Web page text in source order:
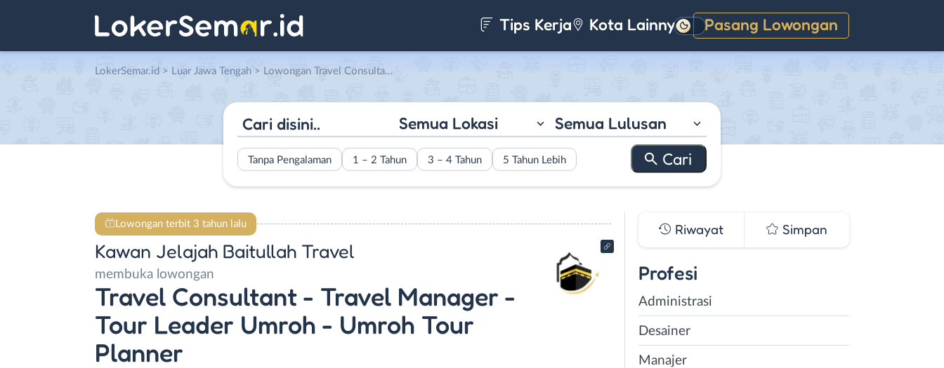
Tips Kerja Kota Lainnya Pasang Lowongan
Gelap
LokerSemar.id > Luar Jawa Tengah > Lowongan Travel Consultant – Travel Manager – Tour Leader Umroh – Umroh Tour Planner di Kawan Jelajah Baitullah Travel
Semua Lokasi Semua Lulusan
Tanpa Pengalaman 1 – 2 Tahun 3 – 4 Tahun 5 Tahun Lebih
Lowongan terbit 3 tahun lalu
Kawan Jelajah Baitullah Travel
membuka lowongan
Travel Consultant - Travel Manager -
Tour Leader Umroh - Umroh Tour
Planner
Riwayat Simpan
Profesi
Administrasi
Desainer
Manajer